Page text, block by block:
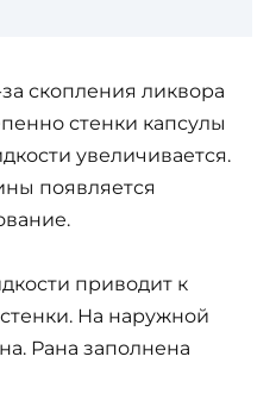
скопления ликвора
стенки капсулы
увеличивается.
появляется
приводит к
На наружной
Рана заполнена